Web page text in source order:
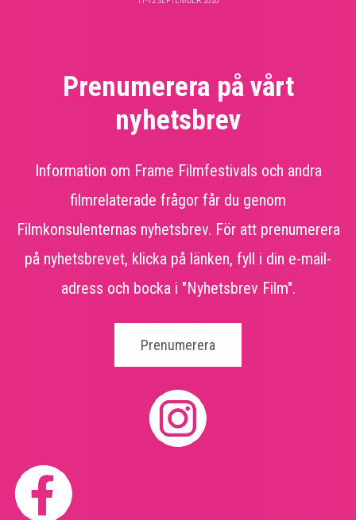
Prenumerera på vårt
nyhetsbrev
Information om Frame Filmfestivals och andra
filmrelaterade frågor får du genom
Filmkonsulenternas nyhetsbrev. För att prenumerera
på nyhetsbrevet, klicka på länken, fyll i din e-mail-
adress och bocka i "Nyhetsbrev Film".
Prenumerera